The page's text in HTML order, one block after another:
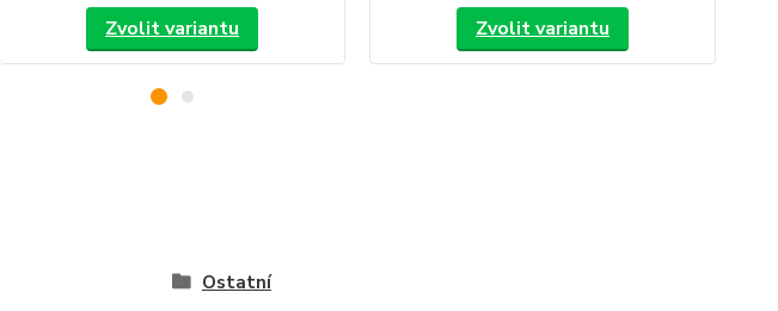
Zvolit variantu Zvolit variantu
Ostatní